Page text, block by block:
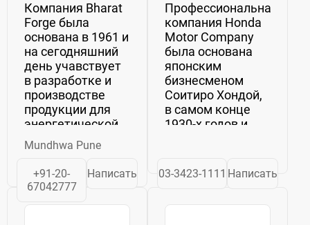
Компания Bharat
Forge была
основана в 1961 и
на сегодняшний
день учавствует
в разработке и
производстве
продукции для
энергетической,
автомобильной,
нефтегазовой,
строительной,
морской,
и
Mundhwa Pune
+91-20-
67042777
Написать
Профессиональная
компания Honda
Motor Company
была основана
японским
бизнесменом
Соитиро Хондой,
в самом конце
1930-х годов и
которая
занималась
различных
03-3423-1111 Написать